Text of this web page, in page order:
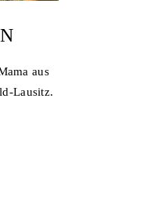
aus
Lausitz.